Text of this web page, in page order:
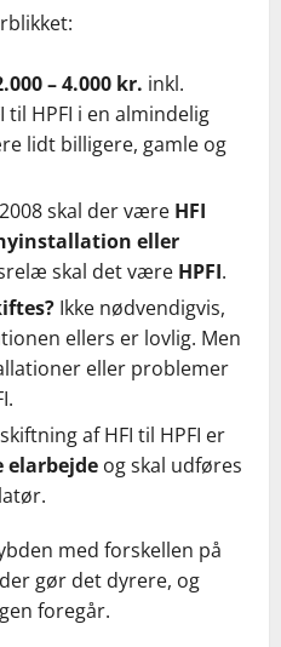
– 4.000 kr. inkl.
HPFI i en almindelig
lidt billigere, gamle og
skal der være HFI
eller
skal det være HPFI.
Ikke nødvendigvis,
ellers er lovlig. Men
eller problemer
af HFI til HPFI er
og skal udføres
med forskellen på
gør det dyrere, og
foregår.